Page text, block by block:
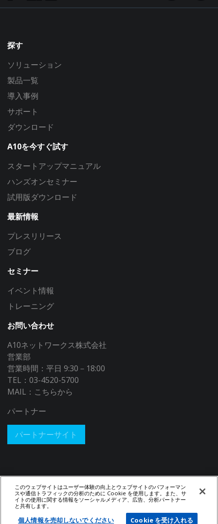
探す
ソリューション
製品一覧
導入事例
サポート
ダウンロード
A10を今すぐ試す
スタートアップマニュアル
ハンズオンセミナー
試用版ダウンロード
最新情報
プレスリリース
ブログ
セミナー
イベント情報
トレーニング
お問い合わせ
A10ネットワークス株式会社
営業部
営業時間：平日 9:30－18:00
TEL：03-4520-5700
MAIL： こちらから
パートナー
パートナーサイト
© 2026 A10 Networks, Inc. All rights reserved.
Notices​
このウェブサイトはユーザー体験の向上とウェブサイトのパフォーマン
スや通信トラフィックの分析のために Cookie を使用します。また、サ
イトの使用に関する情報をソーシャルメディア、広告、分析パートナー
と共有します。
個人情報を売却しないでください Cookie を受け入れる